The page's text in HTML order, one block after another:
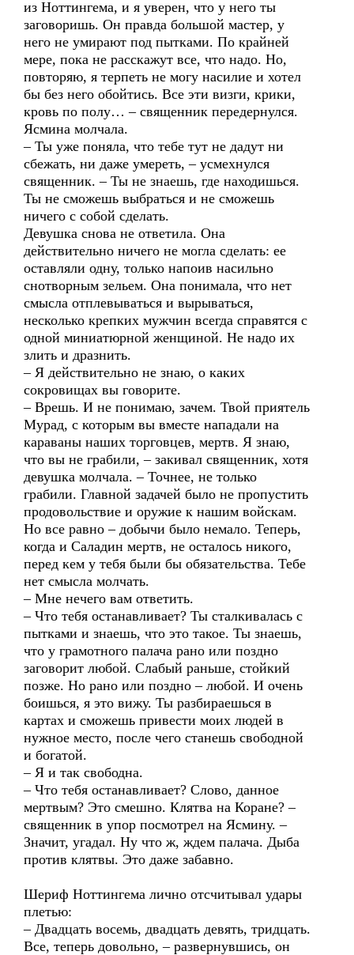
из Ноттингема, и я уверен, что у него ты
заговоришь. Он правда большой мастер, у
него не умирают под пытками. По крайней
мере, пока не расскажут все, что надо. Но,
повторяю, я терпеть не могу насилие и хотел
бы без него обойтись. Все эти визги, крики,
кровь по полу… – священник передернулся.
Ясмина молчала.
– Ты уже поняла, что тебе тут не дадут ни
сбежать, ни даже умереть, – усмехнулся
священник. – Ты не знаешь, где находишься.
Ты не сможешь выбраться и не сможешь
ничего с собой сделать.
Девушка снова не ответила. Она
действительно ничего не могла сделать: ее
оставляли одну, только напоив насильно
снотворным зельем. Она понимала, что нет
смысла отплевываться и вырываться,
несколько крепких мужчин всегда справятся с
одной миниатюрной женщиной. Не надо их
злить и дразнить.
– Я действительно не знаю, о каких
сокровищах вы говорите.
– Врешь. И не понимаю, зачем. Твой приятель
Мурад, с которым вы вместе нападали на
караваны наших торговцев, мертв. Я знаю,
что вы не грабили, – закивал священник, хотя
девушка молчала. – Точнее, не только
грабили. Главной задачей было не пропустить
продовольствие и оружие к нашим войскам.
Но все равно – добычи было немало. Теперь,
когда и Саладин мертв, не осталось никого,
перед кем у тебя были бы обязательства. Тебе
нет смысла молчать.
– Мне нечего вам ответить.
– Что тебя останавливает? Ты сталкивалась с
пытками и знаешь, что это такое. Ты знаешь,
что у грамотного палача рано или поздно
заговорит любой. Слабый раньше, стойкий
позже. Но рано или поздно – любой. И очень
боишься, я это вижу. Ты разбираешься в
картах и сможешь привести моих людей в
нужное место, после чего станешь свободной
и богатой.
– Я и так свободна.
– Что тебя останавливает? Слово, данное
мертвым? Это смешно. Клятва на Коране? –
священник в упор посмотрел на Ясмину. –
Значит, угадал. Ну что ж, ждем палача. Дыба
против клятвы. Это даже забавно.
Шериф Ноттингема лично отсчитывал удары
плетью:
– Двадцать восемь, двадцать девять, тридцать.
Все, теперь довольно, – развернувшись, он